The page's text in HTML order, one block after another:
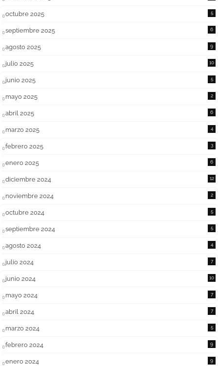
octubre 2025 5
septiembre 2025 6
agosto 2025 9
julio 2025 10
junio 2025 5
mayo 2025 2
abril 2025 6
marzo 2025 4
febrero 2025 3
enero 2025 6
diciembre 2024 12
noviembre 2024 2
octubre 2024 5
septiembre 2024 5
agosto 2024 4
julio 2024 7
junio 2024 10
mayo 2024 7
abril 2024 7
marzo 2024 5
febrero 2024 9
enero 2024 9